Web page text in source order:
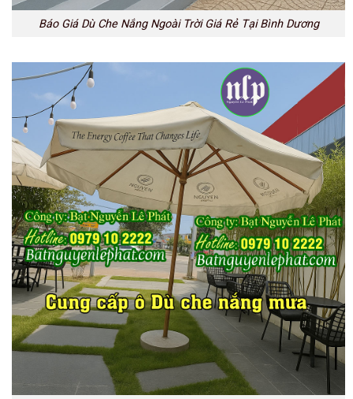
Báo Giá Dù Che Nắng Ngoài Trời Giá Rẻ Tại Bình Dương